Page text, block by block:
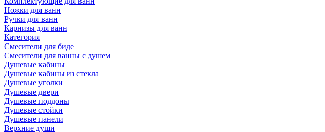
Ножки для ванн
Ручки для ванн
Карнизы для ванн
Категория
Смесители для биде
Смесители для ванны с душем
Душевые кабины
Душевые кабины из стекла
Душевые уголки
Душевые двери
Душевые поддоны
Душевые стойки
Душевые панели
Верхние души